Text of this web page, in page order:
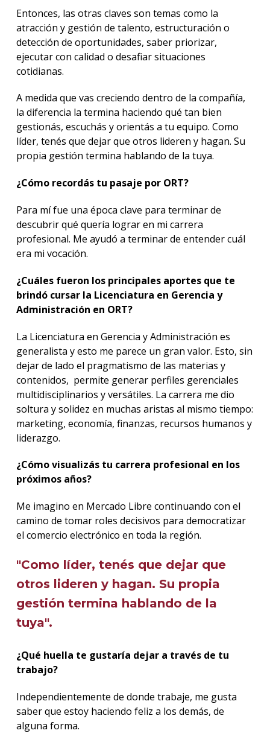
Entonces, las otras claves son temas como la
atracción y gestión de talento, estructuración o
detección de oportunidades, saber priorizar,
ejecutar con calidad o desafiar situaciones
cotidianas.
A medida que vas creciendo dentro de la compañía,
la diferencia la termina haciendo qué tan bien
gestionás, escuchás y orientás a tu equipo. Como
líder, tenés que dejar que otros lideren y hagan. Su
propia gestión termina hablando de la tuya.
¿Cómo recordás tu pasaje por ORT?
Para mí fue una época clave para terminar de
descubrir qué quería lograr en mi carrera
profesional. Me ayudó a terminar de entender cuál
era mi vocación.
¿Cuáles fueron los principales aportes que te
brindó cursar la Licenciatura en Gerencia y
Administración en ORT?
La Licenciatura en Gerencia y Administración es
generalista y esto me parece un gran valor. Esto, sin
dejar de lado el pragmatismo de las materias y
contenidos, permite generar perfiles gerenciales
multidisciplinarios y versátiles. La carrera me dio
soltura y solidez en muchas aristas al mismo tiempo:
marketing, economía, finanzas, recursos humanos y
liderazgo.
¿Cómo visualizás tu carrera profesional en los
próximos años?
Me imagino en Mercado Libre continuando con el
camino de tomar roles decisivos para democratizar
el comercio electrónico en toda la región.
"Como líder, tenés que dejar que
otros lideren y hagan. Su propia
gestión termina hablando de la
tuya".
¿Qué huella te gustaría dejar a través de tu
trabajo?
Independientemente de donde trabaje, me gusta
saber que estoy haciendo feliz a los demás, de
alguna forma.